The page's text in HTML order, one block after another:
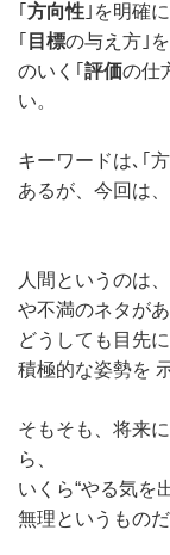
｢ 方向性 ｣を明確
｢ 目標の与え方｣
のいく｢ 評価の仕
い。
キーワードは､｢
あるが、今回は
人間というのは
や不満のネタがあ
どうしても目先
積極的な姿勢を
そもそも、将来
ら、
いくら“やる気を
無理というものだ